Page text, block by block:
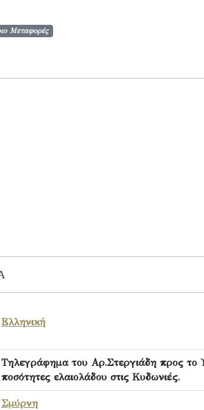
Μεταφορές
Ελληνική
Τηλεγράφημα του Αρ.Στεργιάδη προς το
ποσότητες ελαιολάδου στις Κυδωνιές.
Σμύρνη